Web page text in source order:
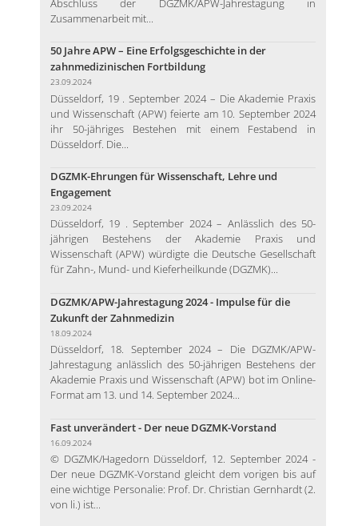
Abschluss der DGZMK/APW-Jahrestagung in
Zusammenarbeit mit...
50 Jahre APW – Eine Erfolgsgeschichte in der
zahnmedizinischen Fortbildung
23.09.2024
Düsseldorf, 19 . September 2024 – Die Akademie Praxis
und Wissenschaft (APW) feierte am 10. September 2024
ihr 50-jähriges Bestehen mit einem Festabend in
Düsseldorf. Die...
DGZMK-Ehrungen für Wissenschaft, Lehre und
Engagement
23.09.2024
Düsseldorf, 19 . September 2024 – Anlässlich des 50-
jährigen Bestehens der Akademie Praxis und
Wissenschaft (APW) würdigte die Deutsche Gesellschaft
für Zahn-, Mund- und Kieferheilkunde (DGZMK)...
DGZMK/APW-Jahrestagung 2024 - Impulse für die
Zukunft der Zahnmedizin
18.09.2024
Düsseldorf, 18. September 2024 – Die DGZMK/APW-
Jahrestagung anlässlich des 50-jährigen Bestehens der
Akademie Praxis und Wissenschaft (APW) bot im Online-
Format am 13. und 14. September 2024...
Fast unverändert - Der neue DGZMK-Vorstand
16.09.2024
© DGZMK/Hagedorn Düsseldorf, 12. September 2024 -
Der neue DGZMK-Vorstand gleicht dem vorigen bis auf
eine wichtige Personalie: Prof. Dr. Christian Gernhardt (2.
von li.) ist...